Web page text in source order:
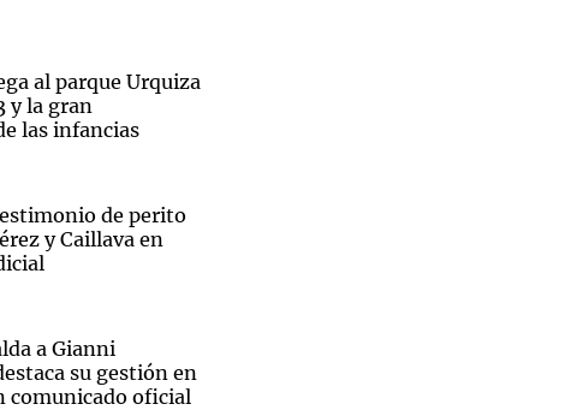
al parque Urquiza
y la gran
las infancias
de perito
y Caillava en
a Gianni
su gestión en
comunicado oficial